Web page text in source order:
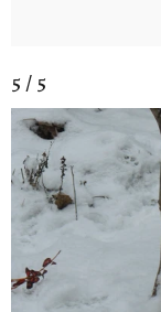
5 / 5